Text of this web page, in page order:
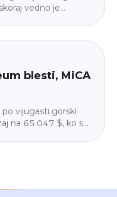
vedno je
izračunati znesek, pri
Brez žargona, brez
blesti, MiCA
vijugasti gorski
na 65.047 $, ko so